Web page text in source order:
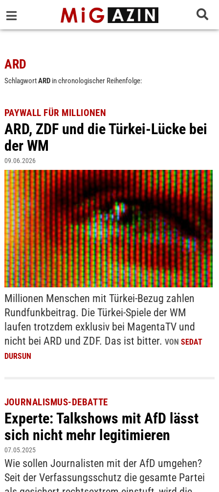
ARD
SchlagwortARDin chronologischer Reihenfolge:
PAYWALL FÜR MILLIONEN
ARD, ZDF und die Türkei-Lücke bei
der WM
09.06.2026
Millionen Menschen mit Türkei-Bezug zahlen
Rundfunkbeitrag. Die Türkei-Spiele der WM
laufen trotzdem exklusiv bei MagentaTV und
nicht bei ARD und ZDF. Das ist bitter. VON SEDAT
DURSUN
JOURNALISMUS-DEBATTE
Experte: Talkshows mit AfD lässt
sich nicht mehr legitimieren
07.05.2025
Wie sollen Journalisten mit der AfD umgehen?
Seit der Verfassungsschutz die gesamte Partei